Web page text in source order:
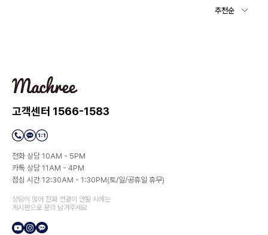
추천순
고객센터 1566-1583
전화 상담 10AM - 5PM
카톡 상담 11AM - 4PM
점심 시간 12:30AM - 1:30PM(토/일/공휴일 휴무)
상담이 많아 전화 연결이 안될 시에는
게시판으로 문의 남겨주세요